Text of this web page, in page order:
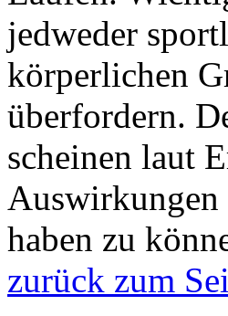
jedweder
körperlichen
überfordern.
scheinen laut
Auswirkungen
haben zu
zurück zum